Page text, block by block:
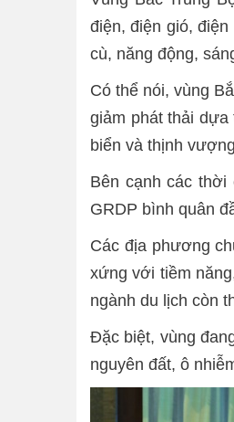
điện, điện gió,
cù, năng động,
Có thể nói, vùng
giảm phát thải
biển và thịnh
Bên cạnh các thời
GRDP bình quân
Các địa phương
xứng với tiềm
ngành du lịch còn
Đặc biệt, vùng
nguyên đất, ô